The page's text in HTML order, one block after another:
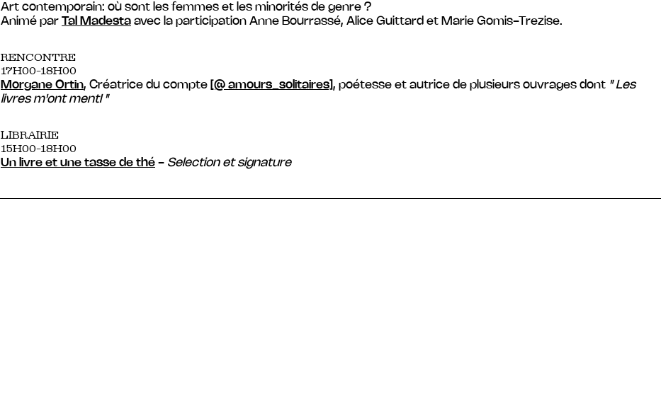
Art contemporain: où sont les femmes et les minorités de genre ?
Animé par Tal Madesta avec la participation Anne Bourrassé, Alice Guittard et Marie Gomis-Trezise.
RENCONTRE
17H00-18H00
Morgane Ortin, Créatrice du compte [@ amours_solitaires] , poétesse et autrice de plusieurs ouvrages dont " Les
livres m'ont mentI "
LIBRAIRIE
15H00-18H00
Un livre et une tasse de thé - Selection et signature